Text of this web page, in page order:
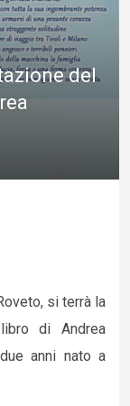
del
si terrà la
di Andrea
anni nato a